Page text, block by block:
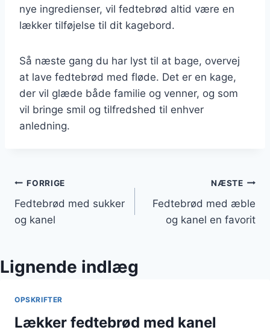
nye ingredienser, vil fedtebrød altid være en
lækker tilføjelse til dit kagebord.
Så næste gang du har lyst til at bage, overvej
at lave fedtebrød med fløde. Det er en kage,
der vil glæde både familie og venner, og som
vil bringe smil og tilfredshed til enhver
anledning.
Indlægsnavigation
FORRIGE
Fedtebrød med sukker
og kanel
NÆSTE
Fedtebrød med æble
og kanel en favorit
Lignende indlæg
OPSKRIFTER
Lækker fedtebrød med kanel